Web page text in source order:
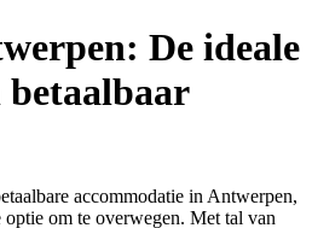
De ideale
betaalbaar
accommodatie in Antwerpen,
om te overwegen. Met tal van